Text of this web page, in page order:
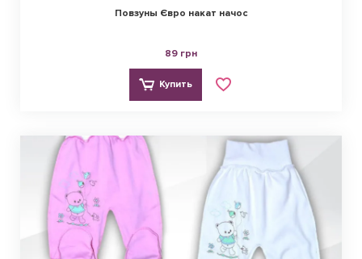
Повзуны Євро накат начос
89 грн
Купить